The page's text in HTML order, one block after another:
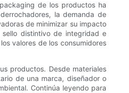
de los productos ha
la demanda de
de minimizar su impacto
distintivo de integridad e
valores de los consumidores
productos. Desde materiales
de una marca, diseñador o
Continúa leyendo para